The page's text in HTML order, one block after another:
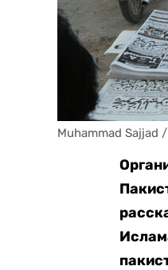
Muhammad Sajjad